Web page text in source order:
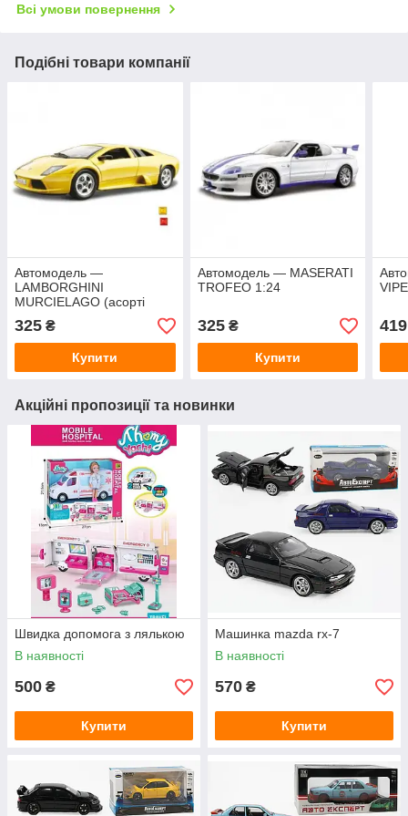
Всі умови повернення
Подібні товари компанії
Автомодель —
LAMBORGHINI
MURCIELAGO (асорті
жовтий, червоний, 1:24)
325 ₴
Купити
Автомодель — MASERATI
TROFEO 1:24
325₴
Купити
419
Акційні пропозиції та новинки
Швидка допомога з лялькою
В наявності
500 ₴
Купити
Машинка mazda rx-7
В наявності
570 ₴
Купити